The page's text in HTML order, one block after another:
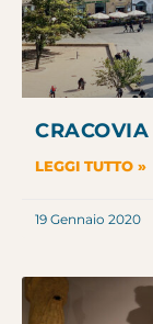
LEGGI TUTTO »
19 Gennaio 2020